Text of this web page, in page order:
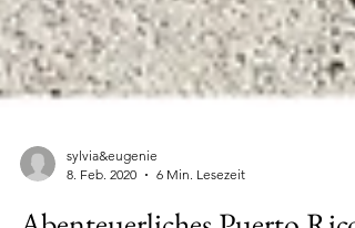
8. Feb. 2020
6 Min. Lesezeit